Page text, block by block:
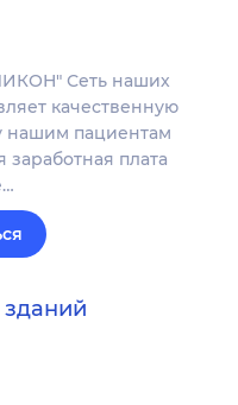
Сеть наших
качественную
нашим пациентам
плата
зданий